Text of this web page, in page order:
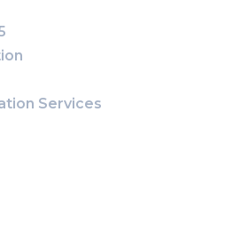
Services